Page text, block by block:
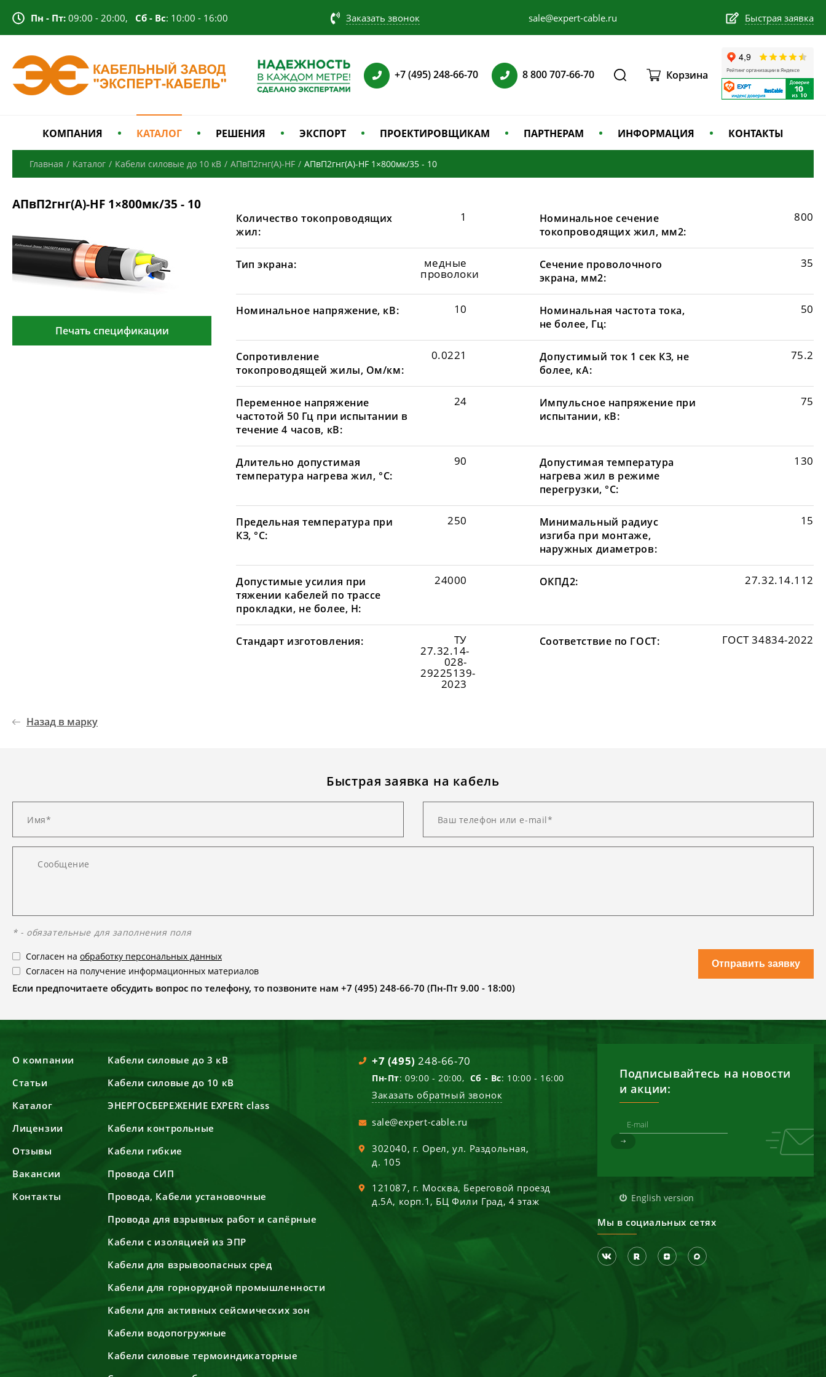
Пн - Пт: 09:00 - 20:00, Сб - Вс: 10:00 - 16:00 Заказать звонок sale@expert-cable.ru Быстрая заявка
+7 (495) 248-66-70 8 800 707-66-70 Корзина
КОМПАНИЯ КАТАЛОГ РЕШЕНИЯ ЭКСПОРТ ПРОЕКТИРОВЩИКАМ ПАРТНЕРАМ ИНФОРМАЦИЯ КОНТАКТЫ
Главная / Каталог / Кабели силовые до 10 кВ / АПвП2гнг(А)-HF / АПвП2гнг(А)-HF 1×800мк/35 - 10
АПвП2гнг(А)-HF 1×800мк/35 - 10
Печать спецификации
Количество токопроводящих
жил:
1
Номинальное сечение
токопроводящих жил, мм2:
800
Тип экрана: медные
проволоки
Сечение проволочного
экрана, мм2:
35
Номинальное напряжение, кВ: 10
Номинальная частота тока,
не более, Гц:
50
Сопротивление
токопроводящей жилы, Ом/км:
0.0221
Допустимый ток 1 сек КЗ, не
более, кА:
75.2
Переменное напряжение
частотой 50 Гц при испытании в
течение 4 часов, кВ:
24
Импульсное напряжение при
испытании, кВ:
75
Длительно допустимая
температура нагрева жил, °С:
90
Допустимая температура
нагрева жил в режиме
перегрузки, °С:
130
Предельная температура при
КЗ, °С:
250
Минимальный радиус
изгиба при монтаже,
наружных диаметров:
15
Допустимые усилия при
тяжении кабелей по трассе
прокладки, не более, Н:
24000 ОКПД2: 27.32.14.112
Стандарт изготовления: ТУ
27.32.14-
028-
29225139-
2023
Соответствие по ГОСТ: ГОСТ 34834-2022
Назад в марку
Быстрая заявка на кабель
* - обязательные для заполнения поля
Согласен на обработку персональных данных
Согласен на получение информационных материалов
Если предпочитаете обсудить вопрос по телефону, то позвоните нам +7 (495) 248-66-70 (Пн-Пт 9.00 - 18:00)
Отправить заявку
О компании
Статьи
Каталог
Лицензии
Отзывы
Вакансии
Контакты
Кабели силовые до 3 кВ
Кабели силовые до 10 кВ
ЭНЕРГОСБЕРЕЖЕНИЕ EXPERt class
Кабели контрольные
Кабели гибкие
Провода СИП
Провода, Кабели установочные
Провода для взрывных работ и сапёрные
Кабели с изоляцией из ЭПР
Кабели для взрывоопасных сред
Кабели для горнорудной промышленности
Кабели для активных сейсмических зон
Кабели водопогружные
Кабели силовые термоиндикаторные
+7 (495) 248-66-70
Пн-Пт: 09:00 - 20:00, Сб - Вс: 10:00 - 16:00
Заказать обратный звонок
sale@expert-cable.ru
302040, г. Орел,ул. Раздольная,
д. 105
121087, г. Москва, Береговой проезд
д.5А, корп.1, БЦ Фили Град, 4 этаж
Подписывайтесь на новости
и акции:
English version
Мы в социальных сетях